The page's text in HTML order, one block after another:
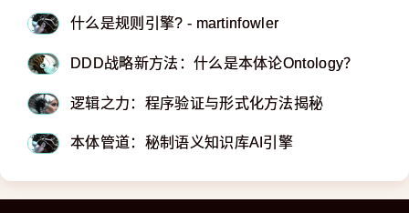
什么是规则引擎? - martinfowler
DDD战略新方法：什么是本体论Ontology？
逻辑之力：程序验证与形式化方法揭秘
本体管道：秘制语义知识库AI引擎